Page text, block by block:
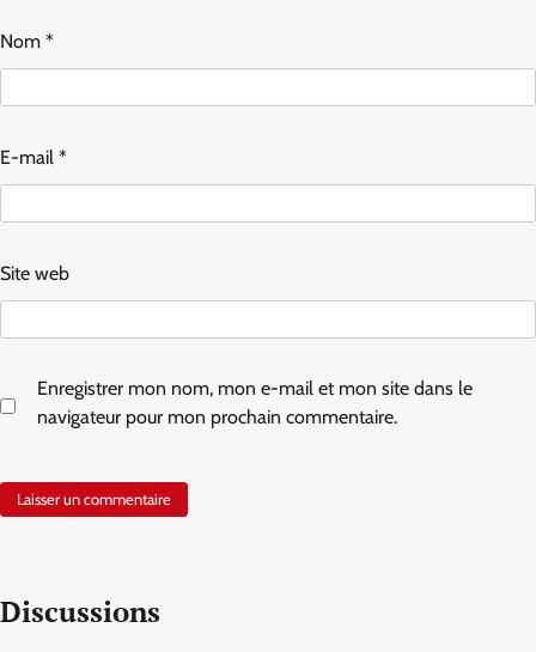
Nom *
E-mail *
Site web
Enregistrer mon nom, mon e-mail et mon site dans le
navigateur pour mon prochain commentaire.
Discussions